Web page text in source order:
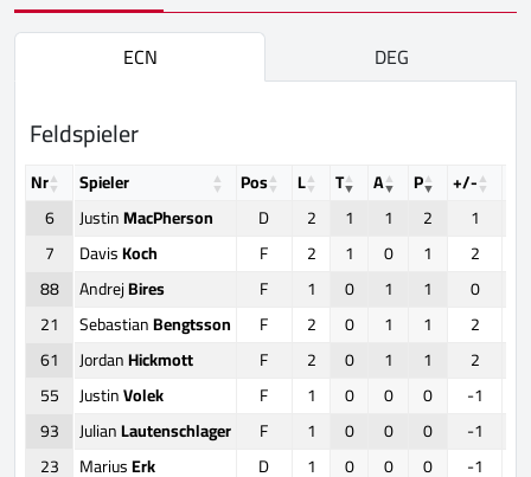
ECN DEG
Feldspieler
Nr Spieler Pos L T A P +/-
6
JustinMacPherson D 2 1 1 2 1
7
DavisKoch F 2 1 0 1 2
88
AndrejBires F 1 0 1 1 0
21
SebastianBengtsson F 2 0 1 1 2
61
JordanHickmott F 2 0 1 1 2
55
JustinVolek F 1 0 0 0 -1
93
JulianLautenschlager F 1 0 0 0 -1
23
MariusErk D 1 0 0 0 -1